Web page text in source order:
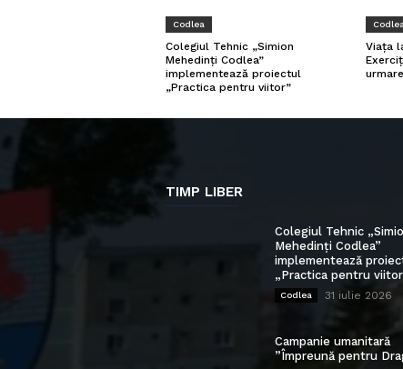
Codlea
Colegiul Tehnic „Simion
Mehedinți Codlea”
implementează proiectul
„Practica pentru viitor”
Codlea
Viața
TIMP LIBER
Colegiul Tehnic
Mehedinți Codlea”
implementează
„Practica pentru
Codlea 31 iulie 2026
Campanie umanitară
”Împreună pentru